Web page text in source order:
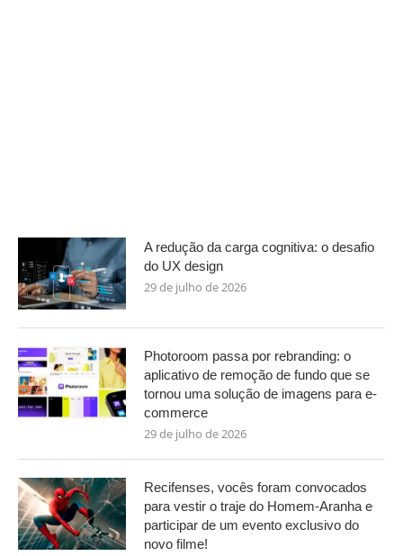
A redução da carga cognitiva: o desafio
do UX design
29 de julho de 2026
Photoroom passa por rebranding: o
aplicativo de remoção de fundo que se
tornou uma solução de imagens para e-
commerce
29 de julho de 2026
Recifenses, vocês foram convocados
para vestir o traje do Homem-Aranha e
participar de um evento exclusivo do
novo filme!